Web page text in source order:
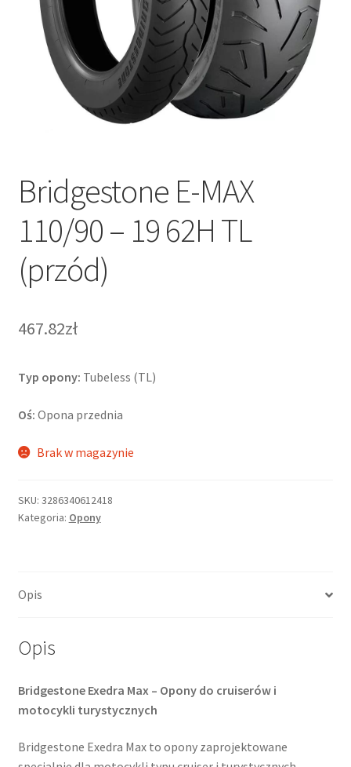
Bridgestone E-MAX
110/90 – 19 62H TL
(przód)
467.82zł
Typ opony: Tubeless (TL)
Oś: Opona przednia
Brak w magazynie
SKU: 3286340612418
Kategoria: Opony
Opis
Opis
Bridgestone Exedra Max – Opony do cruiserów i
motocykli turystycznych
Bridgestone Exedra Max to opony zaprojektowane